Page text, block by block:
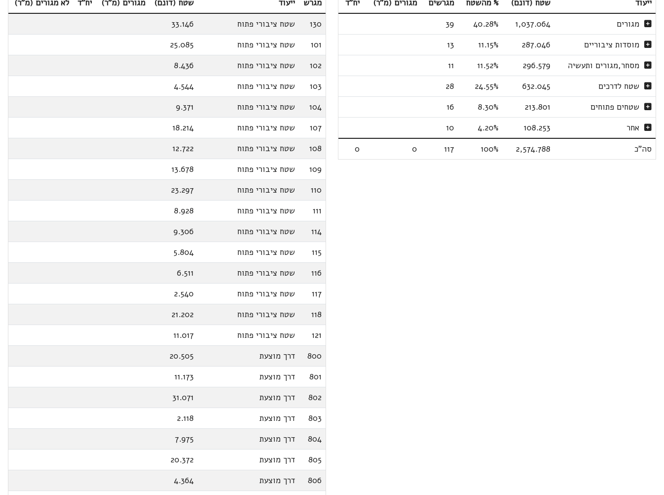
ייעוד שטח (דונם) % מהשטח מגרשים מגורים (מ"ר)
יח"ד
מגורים
1,037.064
40.28%
39
מוסדות ציבוריים
287.046
11.15%
13
מסחר,מגורים ותעשיה
296.579
11.52%
11
שטח לדרכים
632.045
24.55%
28
שטחים פתוחים
213.801
8.30%
16
אחר
108.253
4.20%
10
סה"כ
2,574.788
100%
117
0
0
מגרש ייעוד שטח (דונם) מגורים (מ"ר) יח"ד
לא מגורים (מ"ר)
130
שטח ציבורי פתוח
33.146
101
שטח ציבורי פתוח
25.085
102
שטח ציבורי פתוח
8.436
103
שטח ציבורי פתוח
4.544
104
שטח ציבורי פתוח
9.371
107
שטח ציבורי פתוח
18.214
108
שטח ציבורי פתוח
12.722
109
שטח ציבורי פתוח
13.678
110
שטח ציבורי פתוח
23.297
111
שטח ציבורי פתוח
8.928
114
שטח ציבורי פתוח
9.306
115
שטח ציבורי פתוח
5.804
116
שטח ציבורי פתוח
6.511
117
שטח ציבורי פתוח
2.540
118
שטח ציבורי פתוח
21.202
121
שטח ציבורי פתוח
11.017
800
דרך מוצעת
20.505
801
דרך מוצעת
11.173
802
דרך מוצעת
31.071
803
דרך מוצעת
2.118
804
דרך מוצעת
7.975
805
דרך מוצעת
20.372
806
דרך מוצעת
4.364